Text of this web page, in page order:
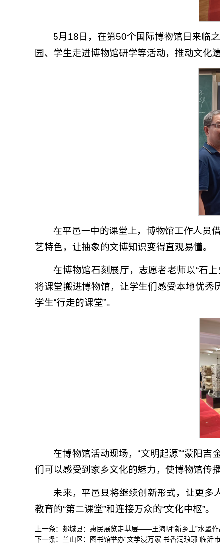
5月18日，在第50个国际博物馆日来临
园、学生走进博物馆研学等活动，推动文化
在平邑一中的课堂上，博物馆工作人员
艺特色，让抽象的文博知识变得直观易懂。
在博物馆石刻展厅，志愿者老师以“石
将课堂搬进博物馆，让学生们感受本地优
学生“行走的课堂”。
在博物馆活动现场，“文明起源”“蒙阳
们可以感受到家乡文化的魅力，使博物馆传
未来，平邑县将继续创新形式，让更多
教育的“第二课堂”和连接万众的“文化中枢”。
上一条： 郯城县：惠民展览走基层——王海明“新乡土”水墨
下一条： 兰山区：图书馆举办“文学浸万家 书香润琅琊”临沂